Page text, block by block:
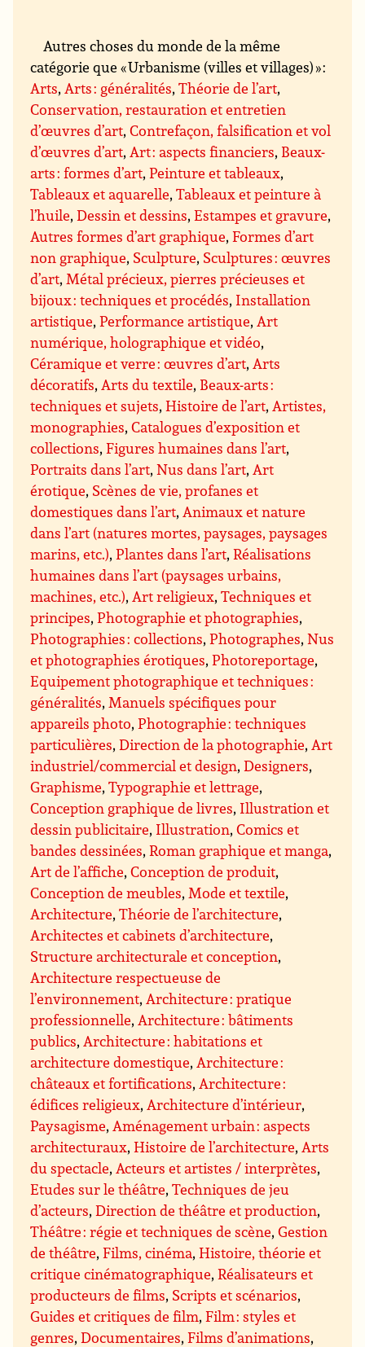
Autres choses du monde de la même
catégorie que « Urbanisme (villes et villages) » :
Arts,Arts : généralités,Théorie de l’art,
Conservation, restauration et entretien
d’œuvres d’art,Contrefaçon, falsification et vol
d’œuvres d’art,Art : aspects financiers, Beaux-
arts : formes d’art,Peinture et tableaux,
Tableaux et aquarelle,Tableaux et peinture à
l’huile,Dessin et dessins,Estampes et gravure,
Autres formes d’art graphique,Formes d’art
non graphique, Sculpture, Sculptures : œuvres
d’art,Métal précieux, pierres précieuses et
bijoux : techniques et procédés, Installation
artistique,Performance artistique,Art
numérique, holographique et vidéo,
Céramique et verre : œuvres d’art,Arts
décoratifs,Arts du textile, Beaux-arts :
techniques et sujets,Histoire de l’art,Artistes,
monographies,Catalogues d’exposition et
collections,Figures humaines dans l’art,
Portraits dans l’art,Nus dans l’art,Art
érotique, Scènes de vie, profanes et
domestiques dans l’art,Animaux et nature
dans l’art (natures mortes, paysages, paysages
marins, etc.),Plantes dans l’art,Réalisations
humaines dans l’art (paysages urbains,
machines, etc.),Art religieux,Techniques et
principes,Photographie et photographies,
Photographies : collections,Photographes,Nus
et photographies érotiques,Photoreportage,
Equipement photographique et techniques :
généralités,Manuels spécifiques pour
appareils photo,Photographie : techniques
particulières,Direction de la photographie,Art
industriel/commercial et design,Designers,
Graphisme,Typographie et lettrage,
Conception graphique de livres, Illustration et
dessin publicitaire, Illustration,Comics et
bandes dessinées,Roman graphique et manga,
Art de l’affiche,Conception de produit,
Conception de meubles,Mode et textile,
Architecture,Théorie de l’architecture,
Architectes et cabinets d’architecture,
Structure architecturale et conception,
Architecture respectueuse de
l’environnement,Architecture : pratique
professionnelle,Architecture : bâtiments
publics,Architecture : habitations et
architecture domestique,Architecture :
châteaux et fortifications,Architecture :
édifices religieux,Architecture d’intérieur,
Paysagisme,Aménagement urbain : aspects
architecturaux,Histoire de l’architecture,Arts
du spectacle,Acteurs et artistes / interprètes,
Etudes sur le théâtre,Techniques de jeu
d’acteurs,Direction de théâtre et production,
Théâtre : régie et techniques de scène,Gestion
de théâtre,Films, cinéma,Histoire, théorie et
critique cinématographique,Réalisateurs et
producteurs de films, Scripts et scénarios,
Guides et critiques de film,Film : styles et
genres,Documentaires,Films d’animations,